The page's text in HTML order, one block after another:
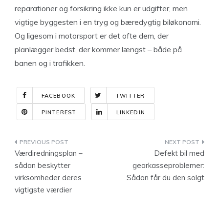
reparationer og forsikring ikke kun er udgifter, men
vigtige byggesten i en tryg og bæredygtig biløkonomi.
Og ligesom i motorsport er det ofte dem, der
planlægger bedst, der kommer længst – både på
banen og i trafikken.
FACEBOOK TWITTER
PINTEREST LINKEDIN
Indlægsnavigation
Værdiredningsplan –
sådan beskytter
virksomheder deres
vigtigste værdier
Defekt bil med
gearkasseproblemer:
Sådan får du den solgt